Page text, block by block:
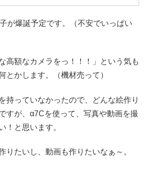
が爆誕予定です。（不安でいっぱい
高額なカメラをっ！！！」という気も
とかします。（機材売って）
持っていなかったので、どんな絵作り
すが、α7Cを使って、写真や動画を撮
！と思います。
りたいし、動画も作りたいなぁ～。